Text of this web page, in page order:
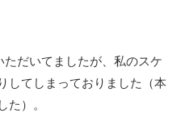
だいてましたが、私のスケ
してしまっておりました（本
た）。